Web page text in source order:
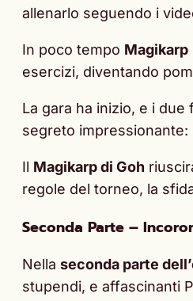
allenarlo seguendo i
In poco tempo Magikarp
esercizi, diventando
La gara ha inizio, e i
segreto impressionante:
Il Magikarp di Goh
regole del torneo, la
Seconda Parte –
Nella seconda parte
stupendi, e affascinanti